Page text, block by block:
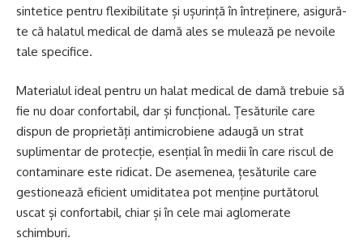
sintetice pentru flexibilitate și ușurință în întreținere, asigură-
te că halatul medical de damă ales se mulează pe nevoile
tale specifice.
Materialul ideal pentru un halat medical de damă trebuie să
fie nu doar confortabil, dar și funcțional. Țesăturile care
dispun de proprietăți antimicrobiene adaugă un strat
suplimentar de protecție, esențial în medii în care riscul de
contaminare este ridicat. De asemenea, țesăturile care
gestionează eficient umiditatea pot menține purtătorul
uscat și confortabil, chiar și în cele mai aglomerate
schimburi.